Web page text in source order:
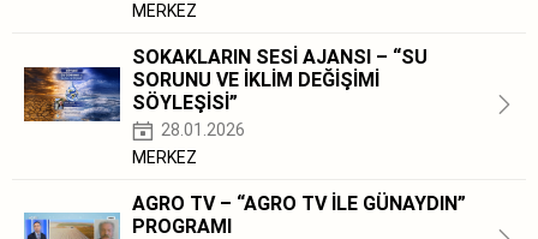
MERKEZ
SOKAKLARIN SESİ AJANSI – “SU
SORUNU VE İKLİM DEĞİŞİMİ
SÖYLEŞİSİ”
28.01.2026
MERKEZ
AGRO TV – “AGRO TV İLE GÜNAYDIN”
PROGRAMI